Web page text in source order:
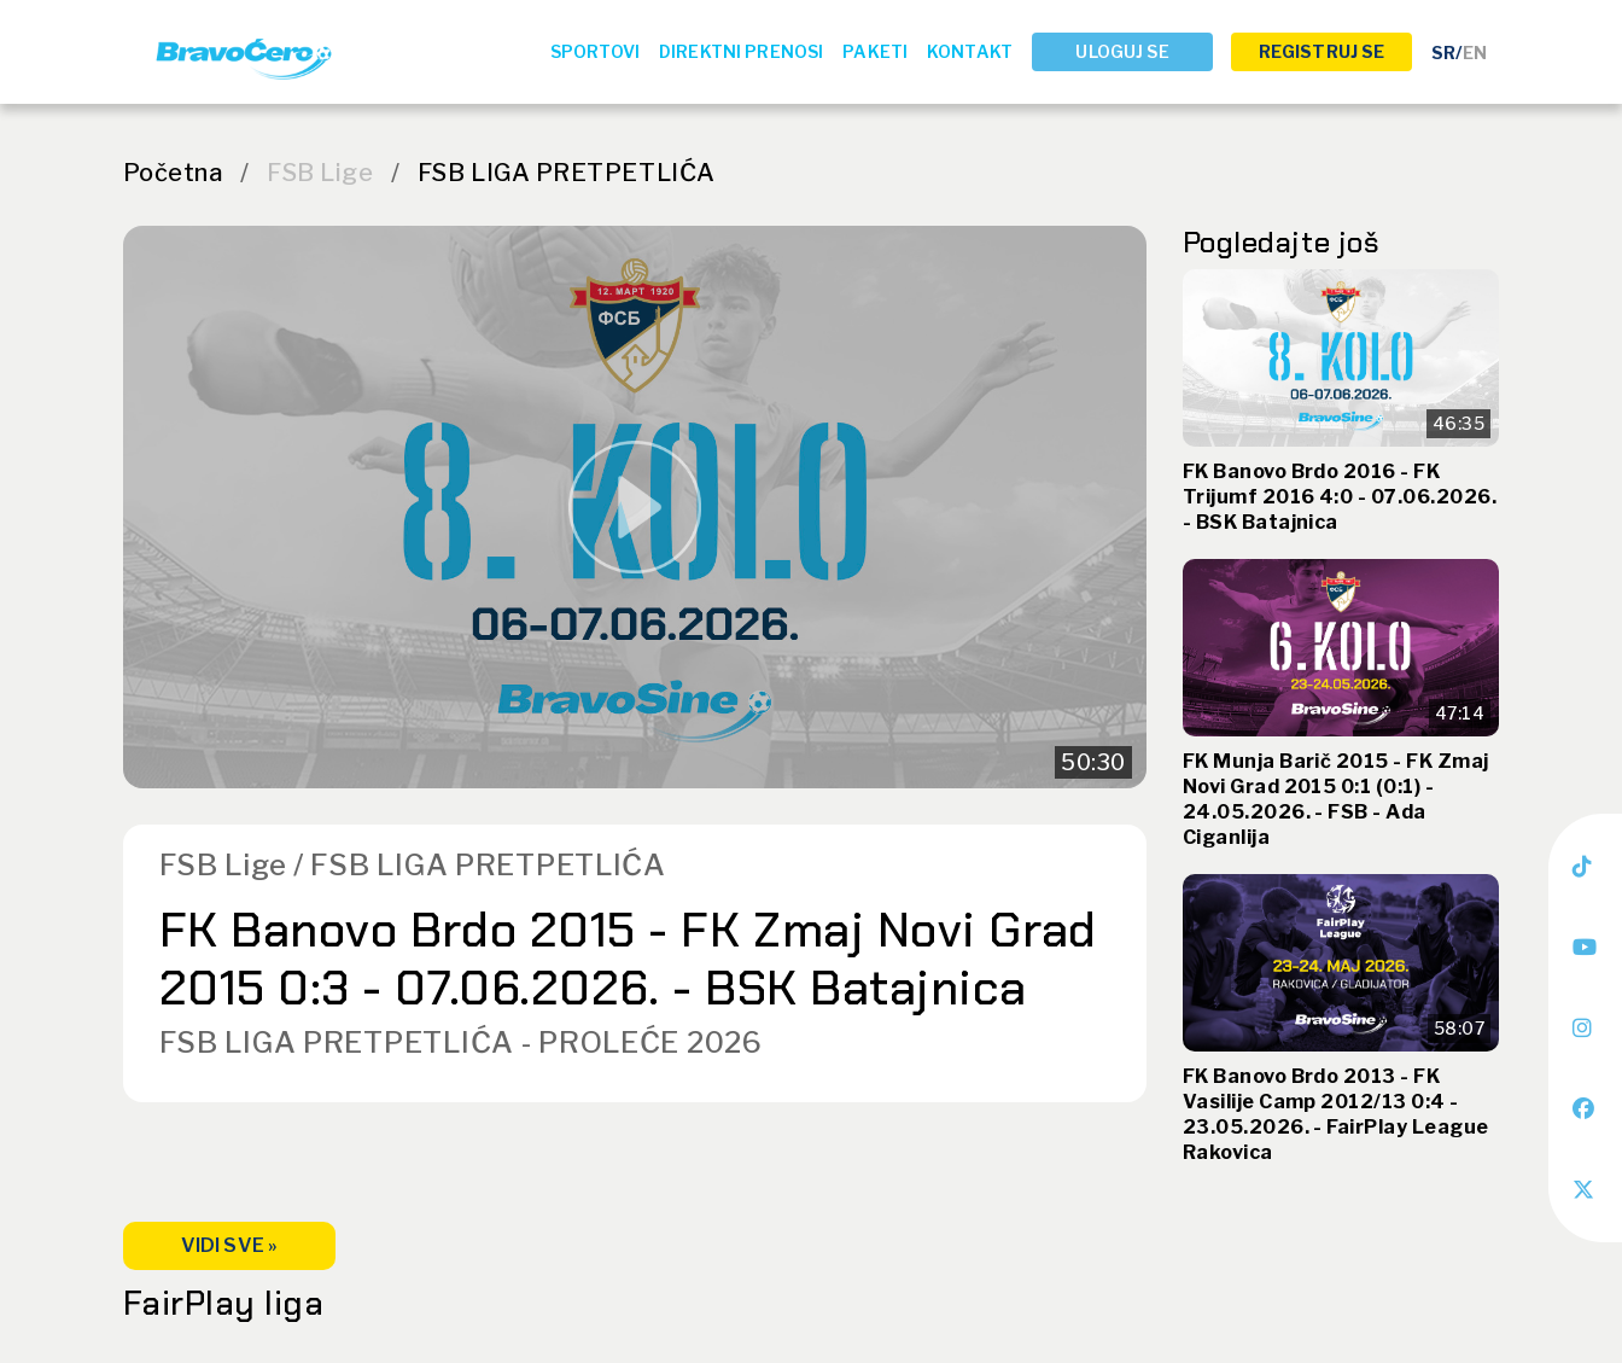
SPORTOVI DIREKTNI PRENOSI PAKETI KONTAKT ULOGUJ SE REGISTRUJ SE SR/EN
Početna / FSB Lige / FSB LIGA PRETPETLIĆA
50:30
FSB Lige / FSB LIGA PRETPETLIĆA
FK Banovo Brdo 2015 - FK Zmaj Novi Grad
2015 0:3 - 07.06.2026. - BSK Batajnica
FSB LIGA PRETPETLIĆA - PROLEĆE 2026
Pogledajte još
46:35
FK Banovo Brdo 2016 - FK
Trijumf 2016 4:0 - 07.06.2026.
- BSK Batajnica
47:14
FK Munja Barič 2015 - FK Zmaj
Novi Grad 2015 0:1 (0:1) -
24.05.2026. - FSB - Ada
Ciganlija
58:07
FK Banovo Brdo 2013 - FK
Vasilije Camp 2012/13 0:4 -
23.05.2026. - FairPlay League
Rakovica
VIDI SVE »
FairPlay liga